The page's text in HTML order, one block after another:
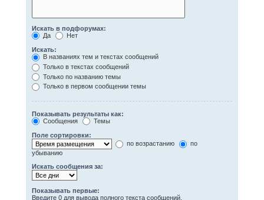
Искать в подфорумах:
Да
Нет
Искать:
В названиях тем и текстах сообщений
Только в текстах сообщений
Только по названию темы
Только в первом сообщении темы
Показывать результаты как:
Сообщения
Темы
Поле сортировки:
по возрастанию
по
убыванию
Искать сообщения за:
Показывать первые:
Введите 0 для вывода полного текста сообщений.